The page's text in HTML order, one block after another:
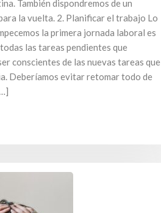
También dispondremos de un
la vuelta. 2. Planificar el trabajo Lo
la primera jornada laboral es
las tareas pendientes que
conscientes de las nuevas tareas que
Deberíamos evitar retomar todo de